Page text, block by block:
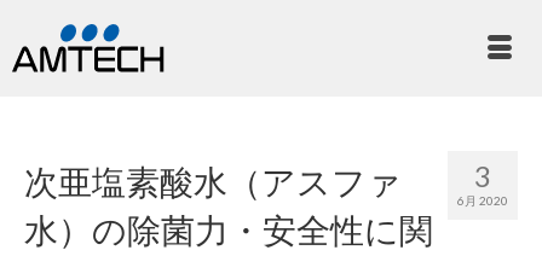
3
6月 2020
次亜塩素酸水（アスファ
水）の除菌力・安全性に関